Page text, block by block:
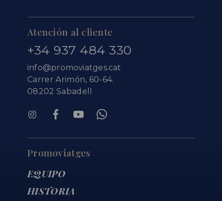
Atención al cliente
+34 937 484 330
info@promoviatges.cat
Carrer Arimón, 60-64.
08202 Sabadell
Promoviatges
EQUIPO
HISTORIA